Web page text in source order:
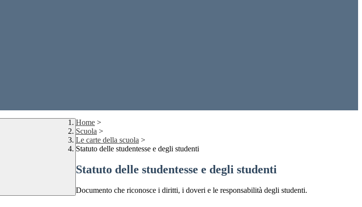
Home >
Scuola >
Le carte della scuola >
Statuto delle studentesse e degli studenti
Statuto delle studentesse e degli studenti
Documento che riconosce i diritti, i doveri e le responsabilità degli studenti.